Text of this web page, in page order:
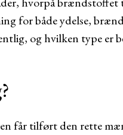
for både ydelse,
og hvilken type er
får tilført den rette